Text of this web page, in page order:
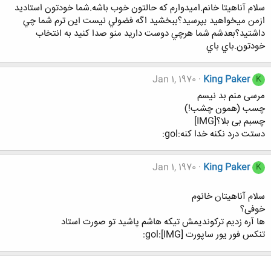
سلام آناهيتا خانم.اميدوارم كه حالتون خوب باشه.شما خودتون استاديد
ازمن ميخواهيد بپرسيد؟ببخشيد اگه فضولي نيست اين ترم شما چي
داشتيد؟بعدشم شما هرچي دوست داريد منو صدا كنيد به انتخاب
خودتون.باي باي
K
King Paker
Jan 1, 1970
مرسی منم بد نیسم
چسب (همون چشب!)
چسبم بی بلا؟[IMG]
دستت درد نکنه خدا کنه:gol:
K
King Paker
Jan 1, 1970
سلام آناهیتان خانوم
خوفی؟
ها آره زدیم ترکوندیمش تیکه هاشم پاشید تو صورت استاد
تنکس فور یور ساپورت [IMG]:gol: